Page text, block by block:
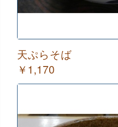
天ぷらそば
￥1,170